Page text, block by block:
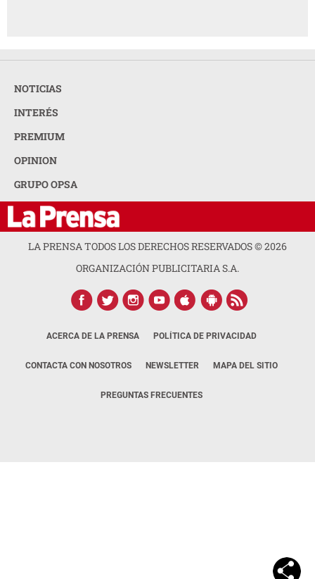
NOTICIAS
INTERÉS
PREMIUM
OPINION
GRUPO OPSA
LA PRENSA TODOS LOS DERECHOS RESERVADOS ©2026
ORGANIZACIÓN PUBLICITARIA S.A.
ACERCA DE LA PRENSA POLÍTICA DE PRIVACIDAD
CONTACTA CON NOSOTROS NEWSLETTER MAPA DEL SITIO
PREGUNTAS FRECUENTES